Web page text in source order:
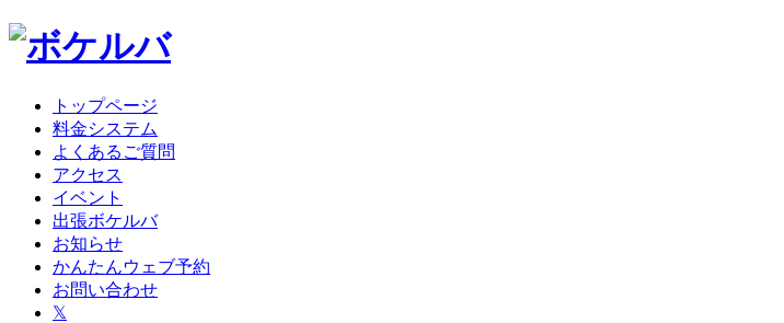
トップページ
料金システム
よくあるご質問
アクセス
イベント
出張ボケルバ
お知らせ
かんたんウェブ予約
お問い合わせ
𝕏